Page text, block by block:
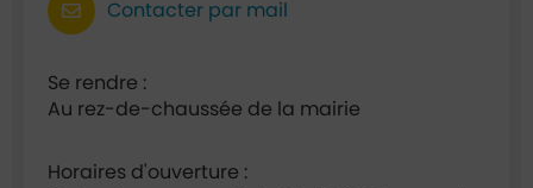
Contacter par mail
Se rendre :
Au rez-de-chaussée de la mairie
Horaires d'ouverture :